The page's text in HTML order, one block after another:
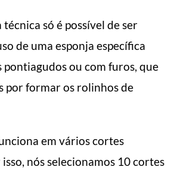
só é possível de ser
de uma esponja específica
pontiagudos ou com furos, que
por formar os rolinhos de
em vários cortes
nós selecionamos 10 cortes